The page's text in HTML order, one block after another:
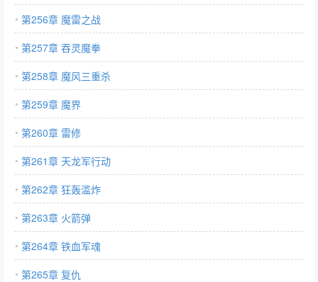
第256章 魔雷之战
第257章 吞灵魔拳
第258章 魔风三重杀
第259章 魔界
第260章 雷修
第261章 天龙军行动
第262章 狂轰滥炸
第263章 火箭弹
第264章 铁血军魂
第265章 复仇